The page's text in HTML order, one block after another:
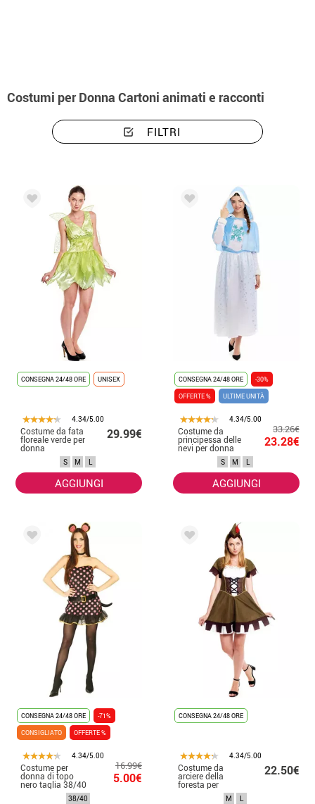
Costumi per Donna Cartoni animati e racconti
FILTRI
CONSEGNA 24/48 ORE UNISEX
4.34/5.00
Costume da fata
floreale verde per
donna
29.99€
S M L
AGGIUNGI
CONSEGNA 24/48 ORE
-30%
OFFERTE %
ULTIME UNITÀ
4.34/5.00
Costume da
principessa delle
nevi per donna
33.26€
23.28€
S M L
AGGIUNGI
CONSEGNA 24/48 ORE
-71%
CONSIGLIATO
OFFERTE %
4.34/5.00
Costume per
donna di topo
nero taglia 38/40
16.99€
5.00€
38/40
CONSEGNA 24/48 ORE
4.34/5.00
Costume da
arciere della
foresta per
22.50€
M L